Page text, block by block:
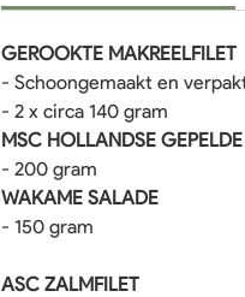
GEROOKTE MAKREELFILET
- Schoongemaakt en
- 2 x circa 140 gram
MSC HOLLANDSE
- 200 gram
WAKAME SALADE
- 150 gram
ASC ZALMFILET